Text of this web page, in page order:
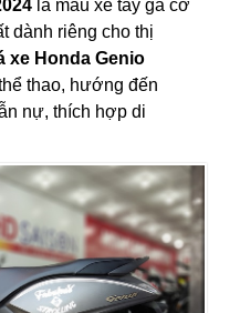
là mẫu xe tay ga cở
dành riêng cho thị
xe Honda Genio
thao, hướng đến
nự, thích hợp di